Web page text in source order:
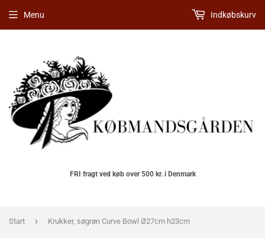
FRI fragt ved køb over 500 kr. i Denmark
Menu Indkøbskurv
Start › Krukker, søgrøn Curve Bowl Ø27cm h23cm